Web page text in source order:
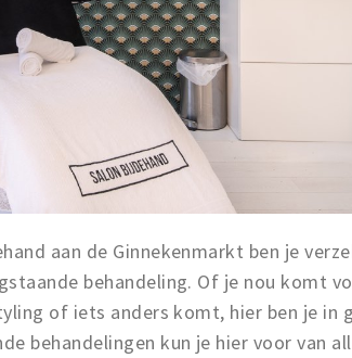
aan de Ginnekenmarkt ben je
behandeling. Of je nou komt
of iets anders komt, hier ben je in
behandelingen kun je hier voor van